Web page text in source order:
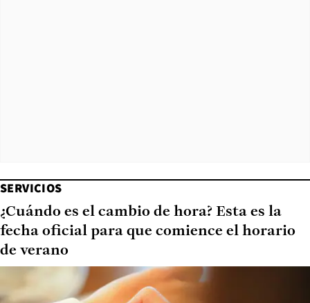
SERVICIOS
¿Cuándo es el cambio de hora? Esta es la
fecha oficial para que comience el horario
de verano